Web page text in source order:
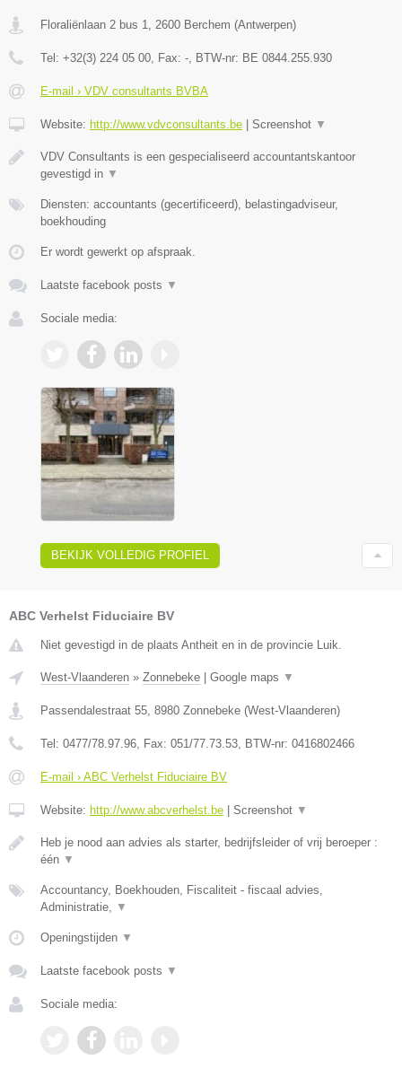
Floraliënlaan 2 bus 1, 2600 Berchem (Antwerpen)
Tel: +32(3) 224 05 00, Fax: -, BTW-nr: BE 0844.255.930
E-mail › VDV consultants BVBA
Website: http://www.vdvconsultants.be Screenshot ▼
VDV Consultants is een gespecialiseerd accountantskantoor
gevestigd in ▼
Diensten: accountants (gecertificeerd), belastingadviseur,
boekhouding
Er wordt gewerkt op afspraak.
Laatste facebook posts ▼
Sociale media:
BEKIJK VOLLEDIG PROFIEL
ABC Verhelst Fiduciaire BV
Niet gevestigd in de plaats Antheit en in de provincie Luik.
West-Vlaanderen » Zonnebeke Google maps ▼
Passendalestraat 55, 8980 Zonnebeke (West-Vlaanderen)
Tel: 0477/78.97.96, Fax: 051/77.73.53, BTW-nr: 0416802466
E-mail › ABC Verhelst Fiduciaire BV
Website: http://www.abcverhelst.be Screenshot ▼
Heb je nood aan advies als starter, bedrijfsleider of vrij beroeper :
één ▼
Accountancy, Boekhouden, Fiscaliteit - fiscaal advies,
Administratie, ▼
Openingstijden ▼
Laatste facebook posts ▼
Sociale media: